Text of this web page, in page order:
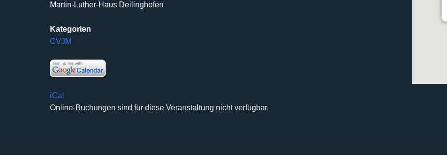
Martin-Luther-Haus Deilinghofen
Kategorien
CVJM
iCal
Online-Buchungen sind für diese Veranstaltung nicht verfügbar.